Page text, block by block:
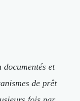
et
de prêt